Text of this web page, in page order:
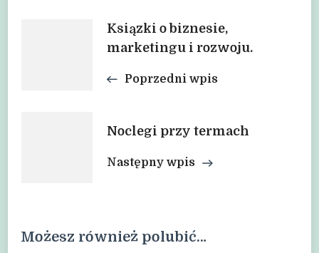
Nawigacja
wpisu
Ksiązki o biznesie,
marketingu i rozwoju.
Poprzedni wpis
Noclegi przy termach
Następny wpis
Możesz również polubić…